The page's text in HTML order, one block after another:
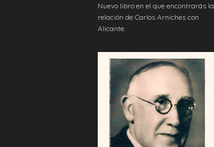
Nuevo libro en el que encontrarás la
relación de Carlos Arniches con
Alicante.